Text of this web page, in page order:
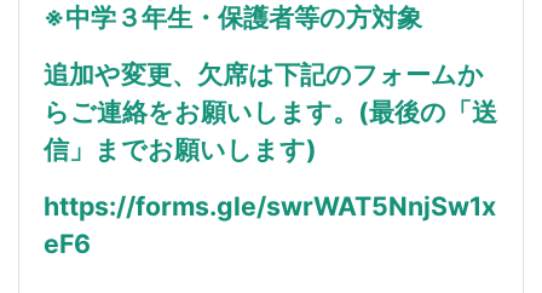
※中学３年生・保護者等の方対象
追加や変更、欠席は下記のフォームか
らご連絡をお願いします。(最後の「送
信」までお願いします)
https://forms.gle/swrWAT5NnjSw1x
eF6